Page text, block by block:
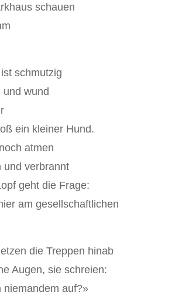
schauen
schmutzig
und wund
ein kleiner Hund.
atmen
und verbrannt
geht die Frage:
am gesellschaftlichen
die Treppen hinab
Augen, sie schreien:
niemandem auf?»